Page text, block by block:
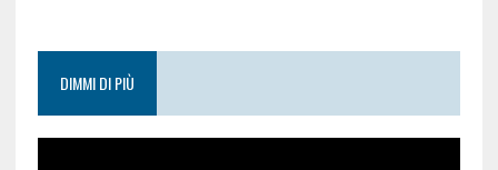
DIMMI DI PIÙ